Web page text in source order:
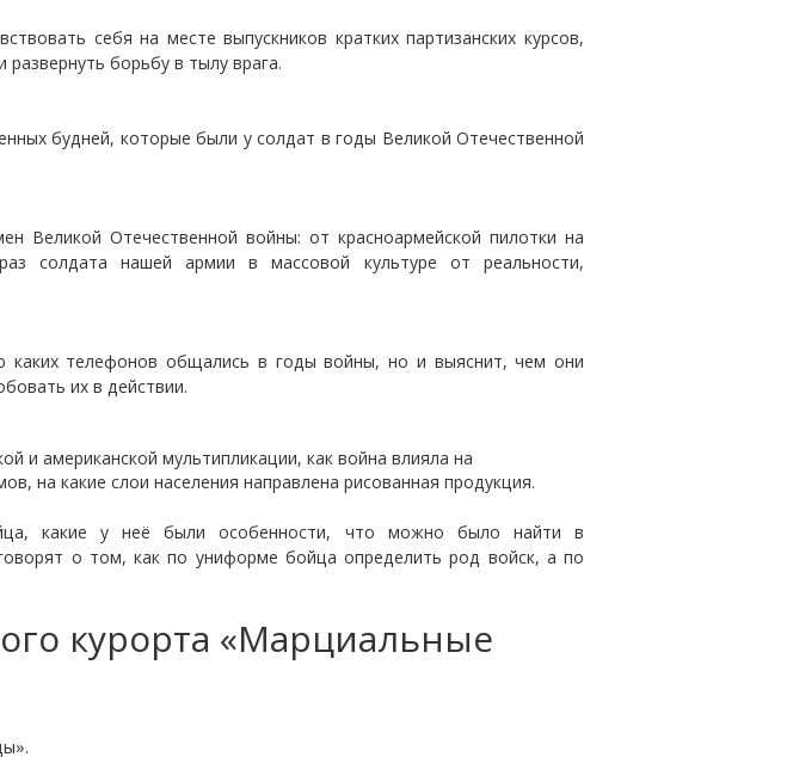
себя на месте выпускников кратких партизанских курсов,
борьбу в тылу врага.
будней, которые были у солдат в годы Великой Отечественной
Великой Отечественной войны: от красноармейской пилотки на
солдата нашей армии в массовой культуре от реальности,
телефонов общались в годы войны, но и выяснит, чем они
их в действии.
и американской мультипликации, как война влияла на
на какие слои населения направлена рисованная продукция.
какие у неё были особенности, что можно было найти в
о том, как по униформе бойца определить род войск, а по
курорта «Марциальные